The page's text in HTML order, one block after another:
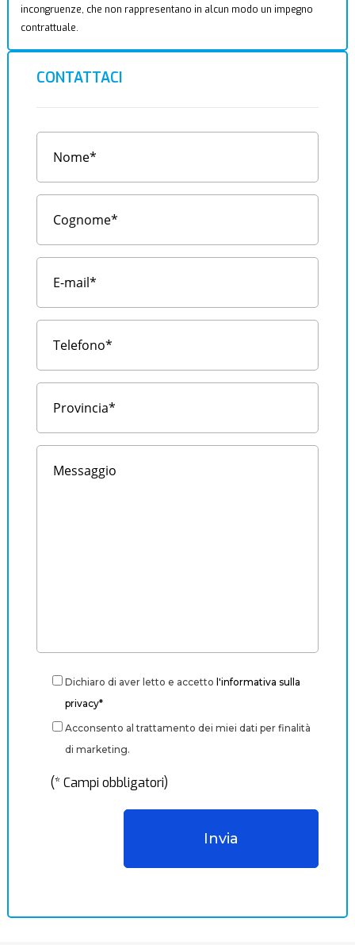
incongruenze, che non rappresentano in alcun modo un impegno
contrattuale.
CONTATTACI
Dichiaro di aver letto e accetto l'informativa sulla
privacy*
Acconsento al trattamento dei miei dati per finalità
di marketing.
(* Campi obbligatori)